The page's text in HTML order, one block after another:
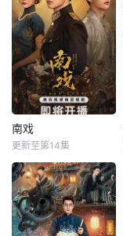
南戏
更新至第14集